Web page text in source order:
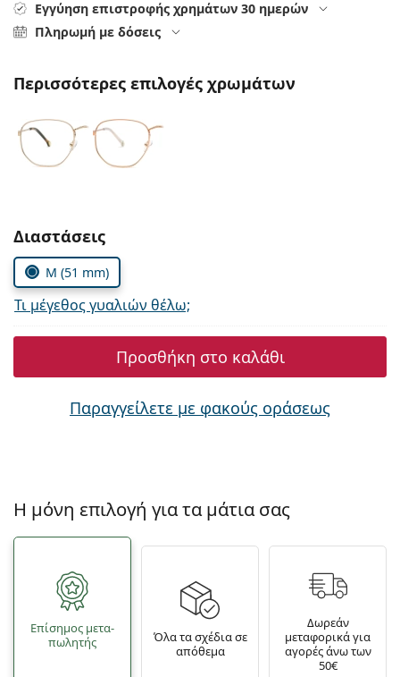
Persol
Όλες οι μάρκες
Εγγύηση επιστροφής χρημάτων 30 ημερών
Πληρωμή με δόσεις
Περισσότερες επιλογές χρωμάτων
Συμπληρώστε τις παράμετρους
Διαστάσεις
M (51 mm)
Τι μέγεθος γυαλιών θέλω;
Προσθήκη στο καλάθι
Παραγγείλετε με φακούς οράσεως
Η μόνη επιλογή για τα μάτια σας
Επίσημος μετα­
πωλητής
Όλα τα σχέδια σε
απόθεμα
Δωρεάν
μεταφορικά για
αγορές άνω των
50€